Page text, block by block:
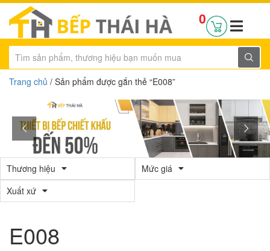
0
Trang chủ / Sản phẩm được gắn thẻ “E008”
Thương hiệu
Mức giá
Xuất xứ
E008